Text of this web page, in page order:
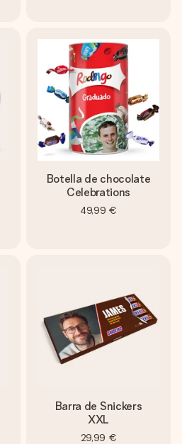
Botella de chocolate
Celebrations
49,99 €
Barra de Snickers
XXL
29,99 €